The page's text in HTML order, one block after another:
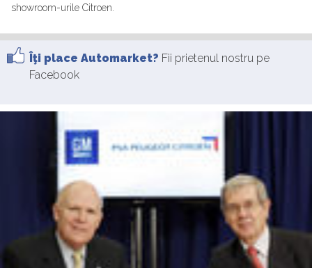
showroom-urile Citroen.
Îţi place Automarket? Fii prietenul nostru pe
Facebook